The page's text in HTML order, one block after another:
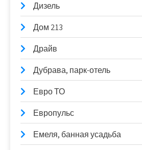
Дизель
Дом 213
Драйв
Дубрава, парк-отель
Евро ТО
Европульс
Емеля, банная усадьба